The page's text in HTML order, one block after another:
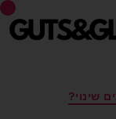
שינוי?